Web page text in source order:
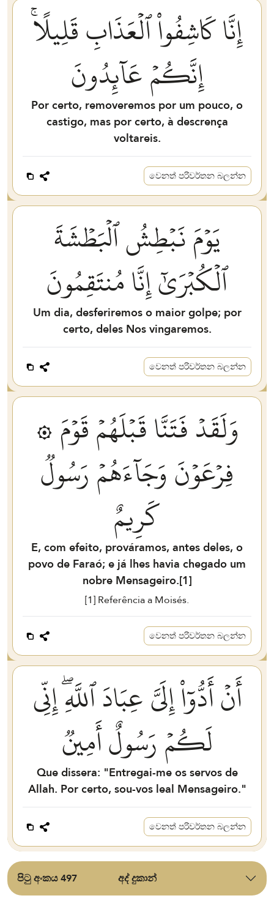
إِنَّا كَاشِفُواْ ٱلۡعَذَابِ قَلِيلًاۚ
إِنَّكُمۡ عَآئِدُونَ
Por certo, removeremos por um pouco, o
castigo, mas por certo, à descrença
voltareis.
වෙනත් පරිවර්තන බලන්න
يَوۡمَ نَبۡطِشُ ٱلۡبَطۡشَةَ
ٱلۡكُبۡرَىٰٓ إِنَّا مُنتَقِمُونَ
Um dia, desferiremos o maior golpe; por
certo, deles Nos vingaremos.
වෙනත් පරිවර්තන බලන්න
۞ وَلَقَدۡ فَتَنَّا قَبۡلَهُمۡ قَوۡمَ
فِرۡعَوۡنَ وَجَآءَهُمۡ رَسُولٞ
كَرِيمٌ
E, com efeito, prováramos, antes deles, o
povo de Faraó; e já lhes havia chegado um
nobre Mensageiro.[1]
[1] Referência a Moisés.
වෙනත් පරිවර්තන බලන්න
أَنۡ أَدُّوٓاْ إِلَيَّ عِبَادَ ٱللَّهِۖ إِنِّي
لَكُمۡ رَسُولٌ أَمِينٞ
Que dissera: "Entregai-me os servos de
Allah. Por certo, sou-vos leal Mensageiro."
වෙනත් පරිවර්තන බලන්න
පිටු අංකය 497 අද් දුකාන්